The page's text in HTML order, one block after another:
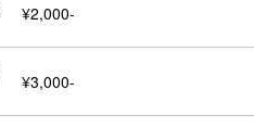
¥2,000-
¥3,000-